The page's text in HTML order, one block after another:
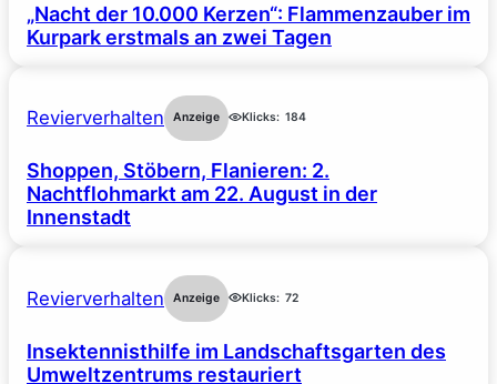
„Nacht der 10.000 Kerzen“: Flammenzauber im
Kurpark erstmals an zwei Tagen
Revierverhalten Anzeige Klicks: 184
Shoppen, Stöbern, Flanieren: 2.
Nachtflohmarkt am 22. August in der
Innenstadt
Revierverhalten Anzeige Klicks: 72
Insektennisthilfe im Landschaftsgarten des
Umweltzentrums restauriert